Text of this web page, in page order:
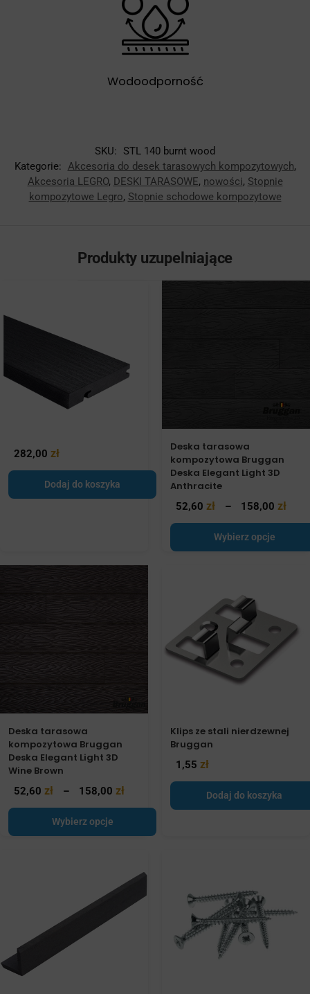
Wodoodporność
SKU: STL 140 burnt wood
Kategorie: Akcesoria do desek tarasowych kompozytowych,
Akcesoria LEGRO, DESKI TARASOWE, nowości, Stopnie
kompozytowe Legro, Stopnie schodowe kompozytowe
Produkty uzupelniające
282,00 zł
Dodaj do koszyka
Deska tarasowa
kompozytowa Bruggan
Deska Elegant Light 3D
Anthracite
52,60 zł – 158,00 zł
Wybierz opcje
Deska tarasowa
kompozytowa Bruggan
Deska Elegant Light 3D
Wine Brown
52,60 zł – 158,00 zł
Wybierz opcje
Klips ze stali nierdzewnej
Bruggan
1,55 zł
Dodaj do koszyka